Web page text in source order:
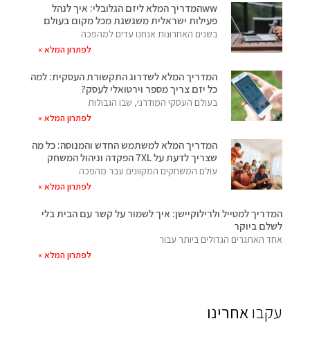
wwהמדריך המלא ליזם הגלובלי: איך לנהל
פעילות ישראלית משגשגת מכל מקום בעולם
בשנים האחרונות אנחנו עדים למהפכה
לפתרון המלא »
המדריך המלא לשדרוג התקשורת העסקית: למה
כל יזם צריך מספר וירטואלי לעסק?
בעולם העסקי המודרני, שבו הגבולות
לפתרון המלא »
המדריך המלא למשתמש החדש והמנוסה: כל מה
שצריך לדעת על 7XL הפקדה וניהול המשחק
עולם המשחקים המקוונים עבר מהפכה
לפתרון המלא »
המדריך למטייל ולרילוקיישן: איך לשמור על קשר עם הבית בלי
לשלם ביוקר
אחד האתגרים הגדולים ביותר עבור
לפתרון המלא »
עקבואחרינו